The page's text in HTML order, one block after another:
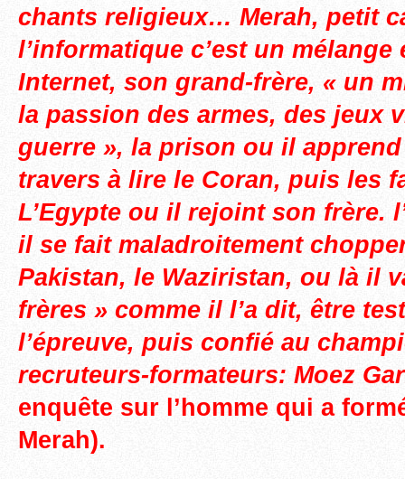
chants religieux… Merah, petit
l’informatique c’est un
Internet, son grand-frère, « un
la passion des armes, des jeux
guerre », la prison ou il
travers à lire le Coran, puis les
L’Egypte ou il rejoint son frère.
il se fait maladroitement
Pakistan, le Waziristan, ou là il
frères » comme il l’a dit, être
l’épreuve, puis confié au
recruteurs-formateurs: Moez
enquête sur l’homme qui a
Merah).